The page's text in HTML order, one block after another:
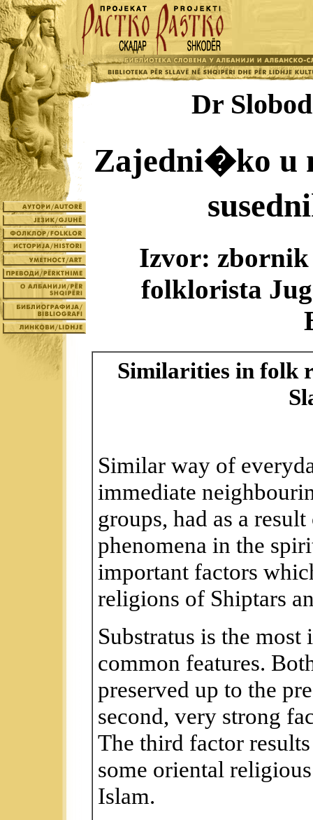
Dr
Zajedni�ko u
Izvor: zbornik
folklorista
Similarities in folk
Similar way of
immediate
groups, had as a
phenomena in the
important factors
religions of Shiptars
Substratus is the
common features.
preserved up to the
second, very strong
The third factor
some oriental
Islam.